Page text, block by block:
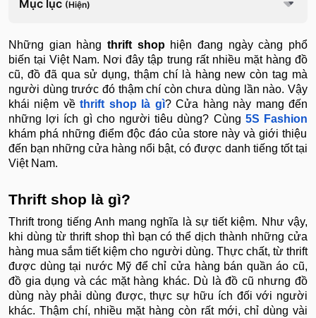
Mục lục (Hiện)
Những gian hàng thrift shop hiện đang ngày càng phổ
biến tại Việt Nam. Nơi đây tập trung rất nhiều mặt hàng đồ
cũ, đồ đã qua sử dụng, thậm chí là hàng new còn tag mà
người dùng trước đó thậm chí còn chưa dùng lần nào. Vậy
khái niệm vềthrift shop là gì? Cửa hàng này mang đến
những lợi ích gì cho người tiêu dùng? Cùng 5S Fashion
khám phá những điểm độc đáo của store này và giới thiệu
đến bạn những cửa hàng nổi bật, có được danh tiếng tốt tại
Việt Nam.
Thrift shop là gì?
Thrift trong tiếng Anh mang nghĩa là sự tiết kiệm. Như vậy,
khi dùng từ thrift shop thì bạn có thể dịch thành những cửa
hàng mua sắm tiết kiệm cho người dùng. Thực chất, từ thrift
được dùng tại nước Mỹ để chỉ cửa hàng bán quần áo cũ,
đồ gia dụng và các mặt hàng khác. Dù là đồ cũ nhưng đồ
dùng này phải dùng được, thực sự hữu ích đối với người
khác. Thậm chí, nhiều mặt hàng còn rất mới, chỉ dùng vài